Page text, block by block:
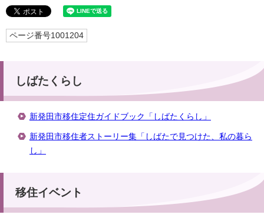
ページ番号1001204
しばたくらし
新発田市移住定住ガイドブック「しばたくらし」
新発田市移住者ストーリー集「しばたで見つけた、私の暮ら
し」
移住イベント